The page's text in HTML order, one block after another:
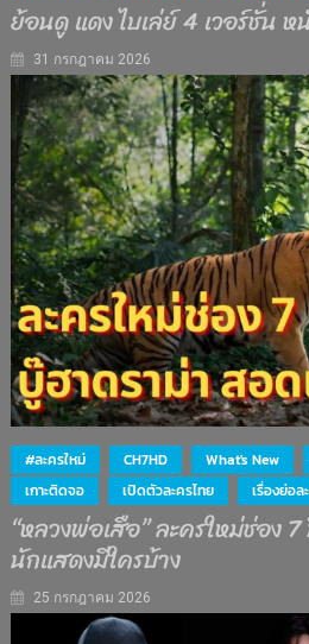
ย้อนดู แดง ไบเล่ย์ 4 เวอร์ชั่น
31 กรกฎาคม 2026
#ละครใหม่ CH7HD What's New
เกาะติดจอ
เปิดตัวละครไทย เรื่องย่อล
“หลวงพ่อเสือ” ละครใหม่ช่อง
นักแสดงมีใครบ้าง
25 กรกฎาคม 2026